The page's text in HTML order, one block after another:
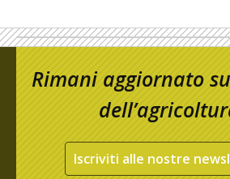
Rimani aggiornato
Iscriviti alle nostre